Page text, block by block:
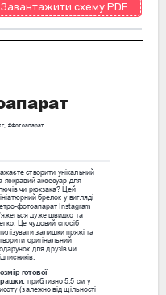
Завантажити схему PDF